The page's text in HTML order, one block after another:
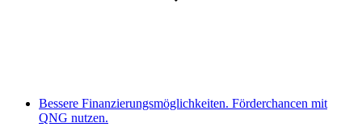
Bessere Finanzierungsmöglichkeiten. Förderchancen mit
QNG nutzen.